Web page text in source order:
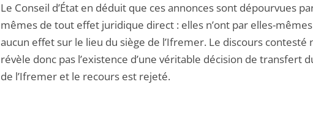
Le Conseil d’État en déduit que ces annonces sont dépourvues
mêmes de tout effet juridique direct : elles n’ont par elles-
aucun effet sur le lieu du siège de l’Ifremer. Le discours contesté
révèle donc pas l’existence d’une véritable décision de transfert
de l’Ifremer et le recours est rejeté.